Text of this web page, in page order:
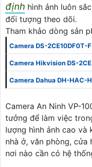
định hình ảnh luôn
đối tượng theo dõi.
Tham khảo dòng sản
Camera DS-2CE10DF0T-
Camera Hikvision DS-
Camera Dahua DH-HAC-
Camera An Ninh VP-
tưởng để làm việc
lượng hình ảnh cao và
nhà ở, văn phòng,
nơi nào cần có hệ